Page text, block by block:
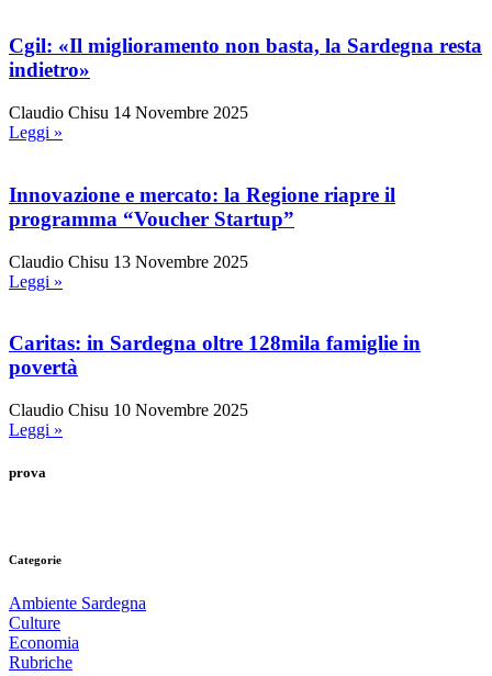
Cgil: «Il miglioramento non basta, la Sardegna resta
indietro»
Claudio Chisu 14 Novembre 2025
Leggi »
Innovazione e mercato: la Regione riapre il
programma “Voucher Startup”
Claudio Chisu 13 Novembre 2025
Leggi »
Caritas: in Sardegna oltre 128mila famiglie in
povertà
Claudio Chisu 10 Novembre 2025
Leggi »
prova
Categorie
Ambiente Sardegna
Culture
Economia
Rubriche